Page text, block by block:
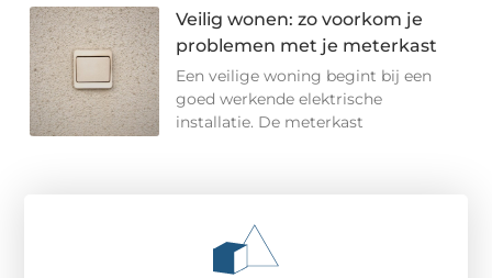
Veilig wonen: zo voorkom je
problemen met je meterkast
Een veilige woning begint bij een
goed werkende elektrische
installatie. De meterkast